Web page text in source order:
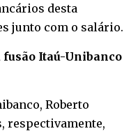
desta
junto com o salário.
Itaú-Unibanco
Roberto
respectivamente,